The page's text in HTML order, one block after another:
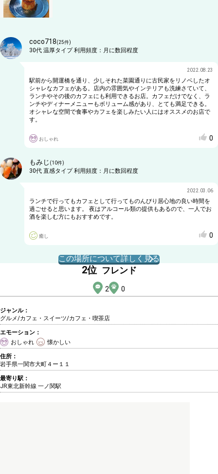
coco718(25件)
30代 温厚タイプ利用頻度： 月に数回程度
2022.08.23
駅前から開運橋を通り、少しそれた菜園通りに古民家をリノベしたオ
シャレなカフェがある。店内の雰囲気やインテリアも洗練さていて、
ランチやその後のカフェにも利用できるお店。カフェだけでなく、ラ
ンチやディナーメニューもボリューム感があり、とても満足できる。
オシャレな空間で食事やカフェを楽しみたい人にはオススメのお店で
す。
おしゃれ 0
もみじ (10件)
30代 直感タイプ利用頻度： 月に数回程度
2022.03.06
ランチで行ってもカフェとして行ってものんびり居心地の良い時間を
過ごせると思います。 夜はアルコール類の提供もあるので、一人でお
酒を楽しむ方にもおすすめです。
癒し 0
この場所について詳しく見る
2位 フレンド
2 0
ジャンル：
グルメ/カフェ・スイーツ/カフェ・喫茶店
エモーション：
おしゃれ
懐かしい
住所：
岩手県一関市大町４ー１１
最寄り駅：
JR東北新幹線 一ノ関駅